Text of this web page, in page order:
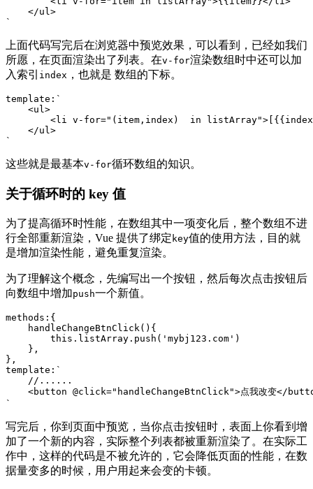
    </ul>
`
上面代码写完后在浏览器中预览效果，可以看到，已经如我们
所愿，在页面渲染出了列表。在v-for渲染数组时中还可以加
入索引 index ，也就是 数组的下标。
template:`
    <ul>
<li v-for="(item,index)  in
    </ul>
`
这些就是最基本v-for循环数组的知识。
关于循环时的 key 值
为了提高循环时性能，在数组其中一项变化后，整个数组不进
行全部重新渲染，Vue 提供了绑定 key值的使用方法，目的就
是增加渲染性能，避免重复渲染。
为了理解这个概念，先编写出一个按钮，然后每次点击按钮后
向数组中增加push一个新值。
methods:{
    handleChangeBtnClick(){
        this.listArray.push('mybj123.com')
    },
},
template:`
    //......
<button @click="handleChangeBtnClick">点我改变</
`
写完后，你到页面中预览，当你点击按钮时，表面上你看到增
加了一个新的内容，实际整个列表都被重新渲染了。在实际工
作中，这样的代码是不被允许的，它会降低页面的性能，在数
据量变多的时候，用户用起来会变的卡顿。